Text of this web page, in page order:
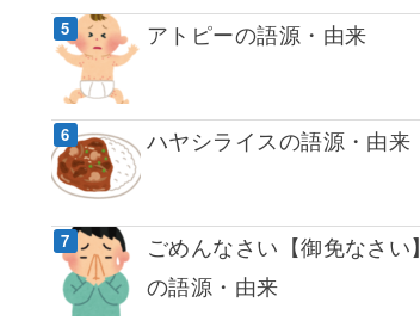
アトピーの語源・由来
ハヤシライスの語源・由来
ごめんなさい【御免なさい】
の語源・由来